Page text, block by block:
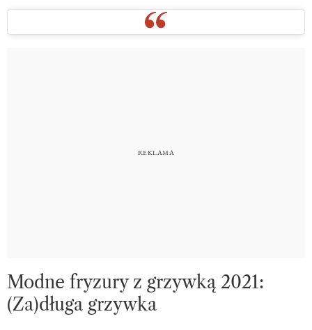
Modne fryzury z grzywką 2021:
(Za)długa grzywka